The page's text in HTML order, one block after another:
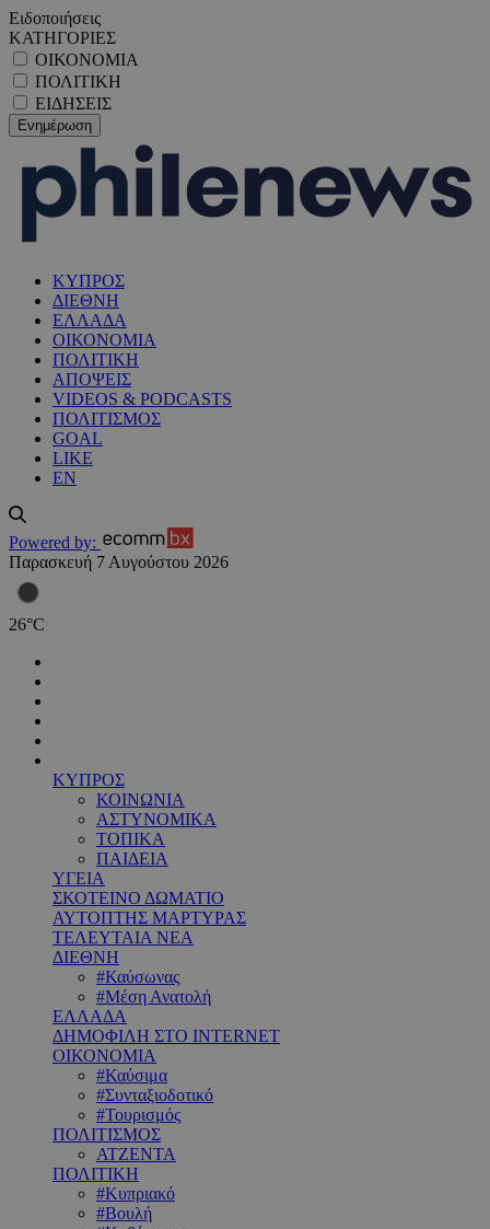
Ειδοποιήσεις
ΚΑΤΗΓΟΡΙΕΣ
ΟΙΚΟΝΟΜΙΑ
ΠΟΛΙΤΙΚΗ
ΕΙΔΗΣΕΙΣ
ΚΥΠΡΟΣ
ΔΙΕΘΝΗ
ΕΛΛΑΔΑ
ΟΙΚΟΝΟΜΙΑ
ΠΟΛΙΤΙΚΗ
ΑΠΟΨΕΙΣ
VIDEOS & PODCASTS
ΠΟΛΙΤΙΣΜΟΣ
GOAL
LIKE
EN
Powered by:
Παρασκευή 7 Αυγούστου 2026
26°C
ΚΥΠΡΟΣ
ΚΟΙΝΩΝΙΑ
ΑΣΤΥΝΟΜΙΚΑ
ΤΟΠΙΚΑ
ΠΑΙΔΕΙΑ
ΥΓΕΙΑ
ΣΚΟΤΕΙΝΟ ΔΩΜΑΤΙΟ
ΑΥΤΟΠΤΗΣ ΜΑΡΤΥΡΑΣ
ΤΕΛΕΥΤΑΙΑ ΝΕΑ
ΔΙΕΘΝΗ
#Καύσωνας
#Μέση Ανατολή
ΕΛΛΑΔΑ
ΔΗΜΟΦΙΛΗ ΣΤΟ INTERNET
ΟΙΚΟΝΟΜΙΑ
#Καύσιμα
#Συνταξιοδοτικό
#Τουρισμός
ΠΟΛΙΤΙΣΜΟΣ
ΑΤΖΕΝΤΑ
ΠΟΛΙΤΙΚΗ
#Κυπριακό
#Βουλή